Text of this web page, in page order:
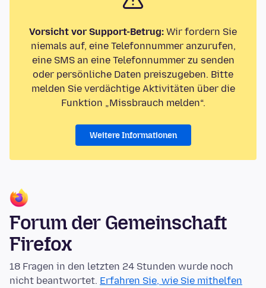
Vorsicht vor Support-Betrug: Wir fordern Sie
niemals auf, eine Telefonnummer anzurufen,
eine SMS an eine Telefonnummer zu senden
oder persönliche Daten preiszugeben. Bitte
melden Sie verdächtige Aktivitäten über die
Funktion „Missbrauch melden“.
Weitere Informationen
Forum der Gemeinschaft
Firefox
18 Fragen in den letzten 24 Stunden wurde noch
nicht beantwortet. Erfahren Sie, wie Sie mithelfen